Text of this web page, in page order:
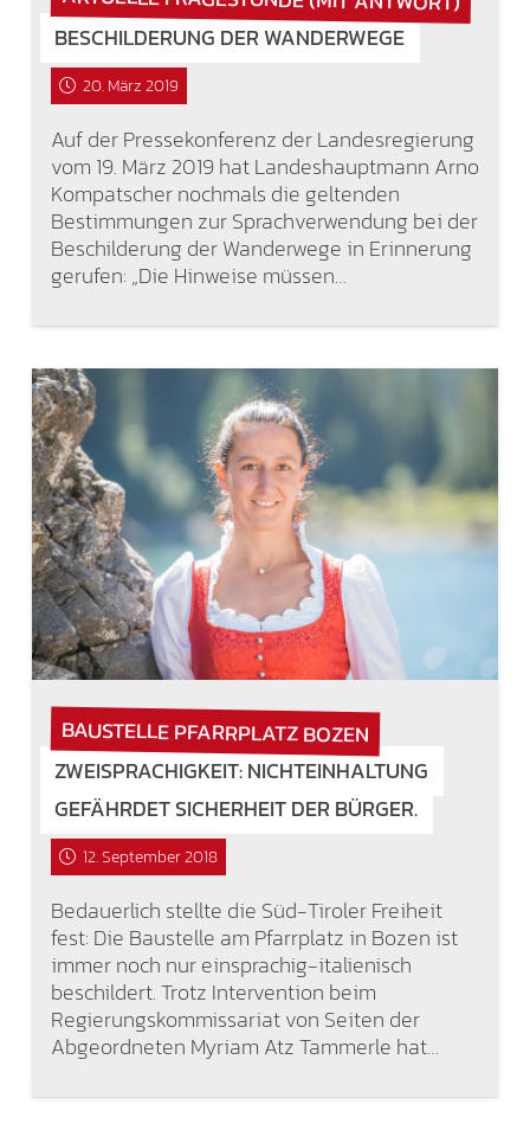
BESCHILDERUNG DER WANDERWEGE
20. März 2019
Auf der Pressekonferenz der Landesregierung
vom 19. März 2019 hat Landeshauptmann Arno
Kompatscher nochmals die geltenden
Bestimmungen zur Sprachverwendung bei der
Beschilderung der Wanderwege in Erinnerung
gerufen: „Die Hinweise müssen…
BAUSTELLE PFARRPLATZ BOZEN
ZWEISPRACHIGKEIT: NICHTEINHALTUNG
GEFÄHRDET SICHERHEIT DER BÜRGER.
12. September 2018
Bedauerlich stellte die Süd-Tiroler Freiheit
fest: Die Baustelle am Pfarrplatz in Bozen ist
immer noch nur einsprachig-italienisch
beschildert. Trotz Intervention beim
Regierungskommissariat von Seiten der
Abgeordneten Myriam Atz Tammerle hat…